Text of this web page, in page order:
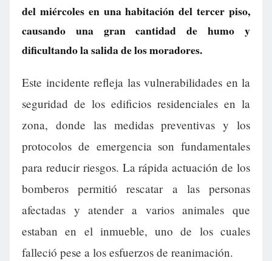
del miércoles en una habitación del tercer piso,
causando una gran cantidad de humo y
dificultando la salida de los moradores.
Este incidente refleja las vulnerabilidades en la
seguridad de los edificios residenciales en la
zona, donde las medidas preventivas y los
protocolos de emergencia son fundamentales
para reducir riesgos. La rápida actuación de los
bomberos permitió rescatar a las personas
afectadas y atender a varios animales que
estaban en el inmueble, uno de los cuales
falleció pese a los esfuerzos de reanimación.